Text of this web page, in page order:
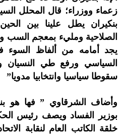
زعماء ووزراء؛ قال المحلل
بنكيران يطل علينا بين
الصلاحية ومليء بمعجم السب
يجد أمامه من ألفاظ السوء
السياسي ورفع طي
سقوطا سياسيا وانتخابيا مدويا”
وأضاف الشرقاوي ” فها هو
بوزير الفساد ويصف رئيس
خلقة الكاتب العام لنقابة